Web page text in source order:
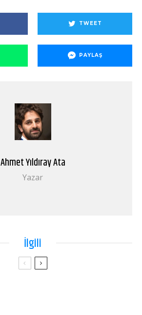
TWEET
PAYLAŞ
Ahmet Yıldıray Ata
Yazar
İlgili